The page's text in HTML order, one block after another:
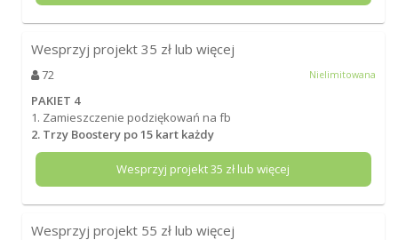
Wesprzyj projekt 35 zł lub więcej
72 Nielimitowana
PAKIET 4
1. Zamieszczenie podziękowań na fb
2. Trzy Boostery po 15 kart każdy
Wesprzyj projekt35 zł lub więcej
Wesprzyj projekt 55 zł lub więcej